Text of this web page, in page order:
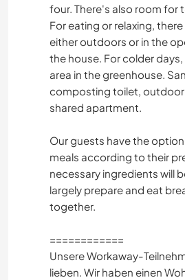
four. There's also room for
For eating or relaxing,
either outdoors or in the
the house. For colder
area in the greenhouse.
composting toilet, outdoor
shared apartment.
Our guests have the
meals according to their
necessary ingredients will
largely prepare and eat
together.
============
Unsere Workaway-
lieben. Wir haben einen